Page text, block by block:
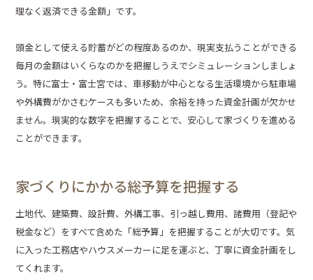
理なく返済できる金額」です。
頭金として使える貯蓄がどの程度あるのか、現実支払うことができる
毎月の金額はいくらなのかを把握しうえでシミュレーションしましょ
う。特に富士・富士宮では、車移動が中心となる生活環境から駐車場
や外構費がかさむケースも多いため、余裕を持った資金計画が欠かせ
ません。現実的な数字を把握することで、安心して家づくりを進める
ことができます。
家づくりにかかる総予算を把握する
土地代、建築費、設計費、外構工事、引っ越し費用、諸費用（登記や
税金など）をすべて含めた「総予算」を把握することが大切です。気
に入った工務店やハウスメーカーに足を運ぶと、丁寧に資金計画をし
てくれます。